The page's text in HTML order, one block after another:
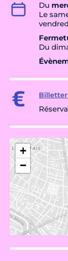
Du
Le
Du
+
−